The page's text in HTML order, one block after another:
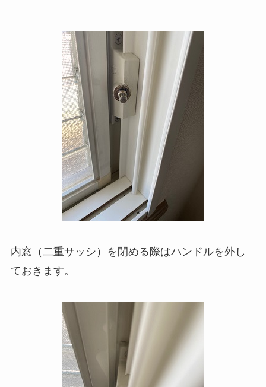
内窓（二重サッシ）を閉める際はハンドルを外し
ておきます。